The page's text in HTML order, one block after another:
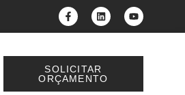
SOLICITAR
ORÇAMENTO